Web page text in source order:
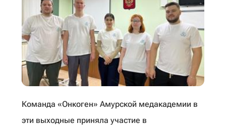
Команда «Онкоген» Амурской медакадемии в
эти выходные приняла участие в